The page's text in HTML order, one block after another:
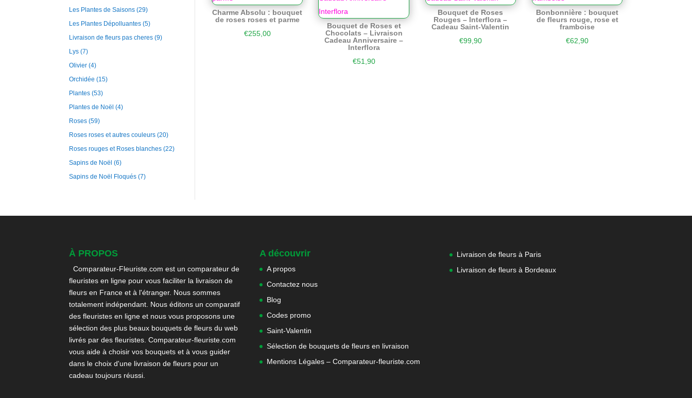
Les Plantes de Saisons (29)
Les Plantes Dépolluantes (5)
Livraison de fleurs pas cheres (9)
Lys (7)
Olivier (4)
Orchidée (15)
Plantes (53)
Plantes de Noël (4)
Roses (59)
Roses roses et autres couleurs (20)
Roses rouges et Roses blanches (22)
Sapins de Noël (6)
Sapins de Noël Floqués (7)
Charme Absolu : bouquet
de roses roses et parme
€255,00
Bouquet de Roses et
Chocolats – Livraison
Cadeau Anniversaire –
Interflora
€51,90
Bouquet de Roses
Rouges – Interflora –
Cadeau Saint-Valentin
€99,90
Bonbonnière : bouquet
de fleurs rouge, rose et
framboise
€62,90
À PROPOS
Comparateur-Fleuriste.com est un comparateur de
fleuristes en ligne pour vous faciliter la livraison de
fleurs en France et à l'étranger. Nous sommes
totalement indépendant. Nous éditons un comparatif
des fleuristes en ligne et nous vous proposons une
sélection des plus beaux bouquets de fleurs du web
livrés par des fleuristes. Comparateur-fleuriste.com
vous aide à choisir vos bouquets et à vous guider
dans le choix d'une livraison de fleurs pour un
cadeau toujours réussi.
A découvrir
A propos
Contactez nous
Blog
Codes promo
Saint-Valentin
Sélection de bouquets de fleurs en livraison
Mentions Légales – Comparateur-fleuriste.com
Livraison de fleurs à Paris
Livraison de fleurs à Bordeaux